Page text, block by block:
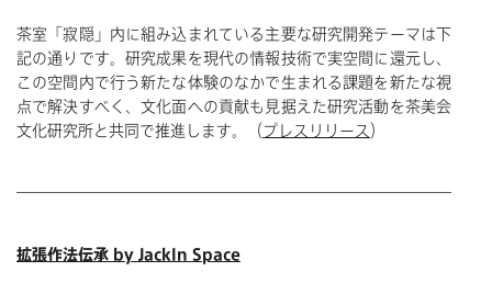
茶室「寂隠」内に組み込まれている主要な研究開発テーマは下
記の通りです。研究成果を現代の情報技術で実空間に還元し、
この空間内で行う新たな体験のなかで生まれる課題を新たな視
点で解決すべく、文化面への貢献も見据えた研究活動を茶美会
文化研究所と共同で推進します。（ プレスリリース ）
拡張作法伝承 by JackIn Space